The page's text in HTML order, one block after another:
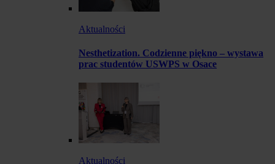
Aktualności
Nesthetization. Codzienne piękno – wystawa
prac studentów USWPS w Osace
Aktualności